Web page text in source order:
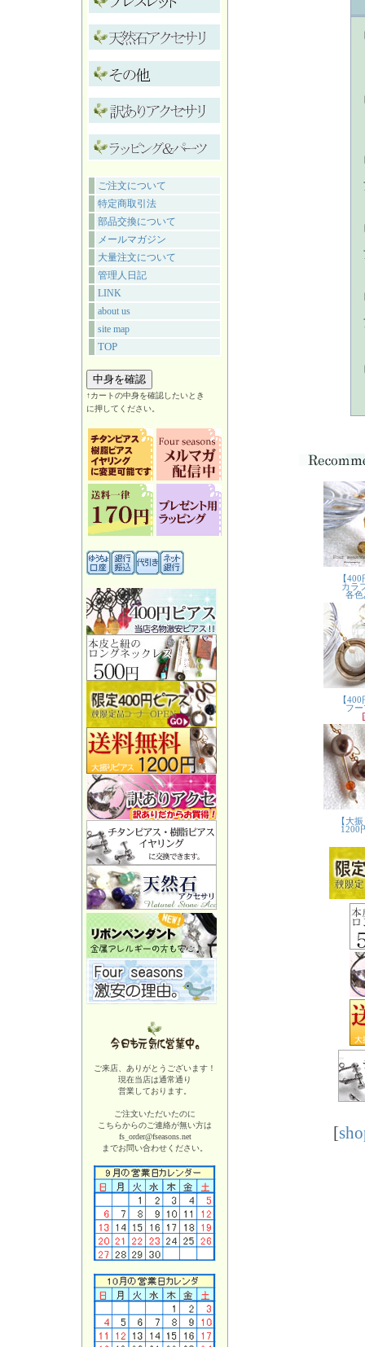
ご注文について
特定商取引法
部品交換について
メールマガジン
大量注文について
管理人日記
LINK
about us
site map
TOP
↑カートの中身を確認したいとき
に押してください。
ご来店、ありがとうございます！
現在当店は通常通り
営業しております。
ご注文いただいたのに
こちらからのご連絡が無い方は
fs_order@fseasons.net
までお問い合わせください。
[